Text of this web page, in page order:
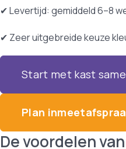
✔ Levertijd: gemiddeld 6–8
✔ Zeer uitgebreide keuze
Start met kast
Plan
De voordelen